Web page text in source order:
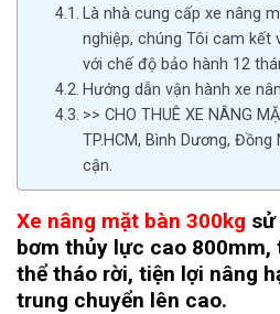
Là nhà cung cấp xe nâng
nghiệp, chúng Tôi cam kết
với chế độ bảo hành 12
Hướng dẫn vận hành xe
>> CHO THUÊ XE NÂNG
TP.HCM, Bình Dương,
cận.
Xe nâng mặt bàn 300kg sử
bơm thủy lực cao 800mm,
thể tháo rời, tiện lợi nâng
trung chuyển lên cao.